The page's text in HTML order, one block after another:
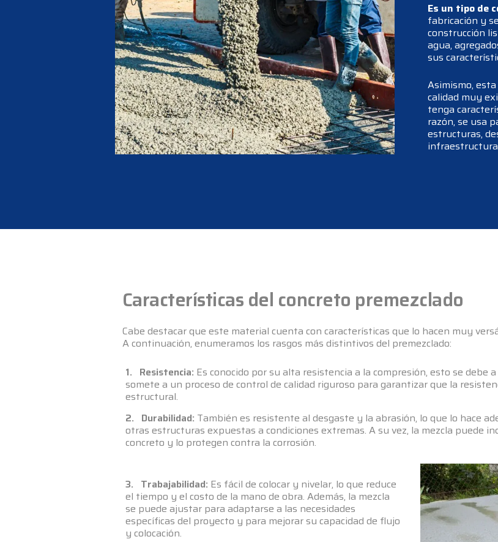
Es un tipo de
fabricación y
construcción
agua,
sus
Asimismo,
calidad muy
tenga
razón, se usa
estructuras,
Características del concreto premezclado
Cabe destacar que este material cuenta con características que lo hacen muy
A continuación, enumeramos los rasgos más distintivos del premezclado:
1. Resistencia: Es conocido por su alta resistencia a la compresión, esto se debe
somete a un proceso de control de calidad riguroso para garantizar que la
estructural.
2. Durabilidad: También es resistente al desgaste y la abrasión, lo que lo hace
otras estructuras expuestas a condiciones extremas. A su vez, la mezcla puede
concreto y lo protegen contra la corrosión.
3. Trabajabilidad: Es fácil de colocar y nivelar, lo que reduce
el tiempo y el costo de la mano de obra. Además, la mezcla
se puede ajustar para adaptarse a las necesidades
específicas del proyecto y para mejorar su capacidad de flujo
y colocación.